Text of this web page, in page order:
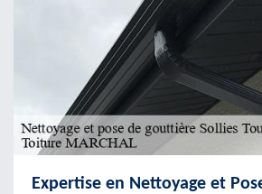
Expertise en Nettoyage et